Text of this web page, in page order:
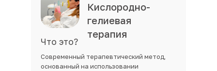
Что это?
Современный терапевтический метод,
основанный на использовании
Кислородно-
гелиевая
терапия